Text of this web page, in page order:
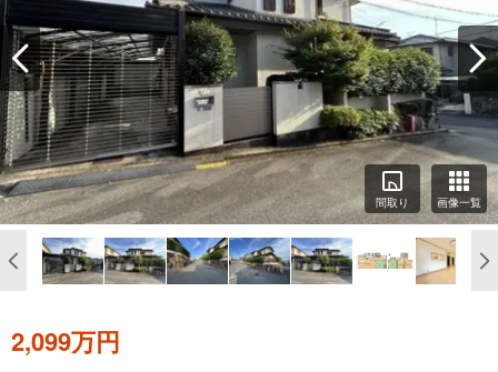
間取り 画像一覧
2,099万円